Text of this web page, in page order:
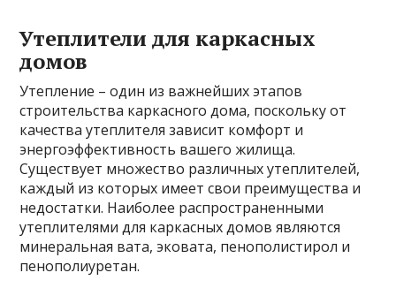
Утеплители для каркасных
домов
Утепление – один из важнейших этапов
строительства каркасного дома, поскольку от
качества утеплителя зависит комфорт и
энергоэффективность вашего жилища.
Существует множество различных утеплителей,
каждый из которых имеет свои преимущества и
недостатки. Наиболее распространенными
утеплителями для каркасных домов являются
минеральная вата, эковата, пенополистирол и
пенополиуретан.